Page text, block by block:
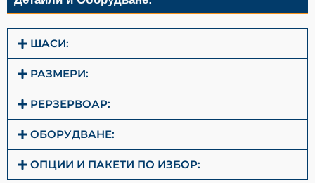
ШАСИ:
РАЗМЕРИ:
РЕРЗЕРВОАР:
ОБОРУДВАНЕ:
ОПЦИИ И ПАКЕТИ ПО ИЗБОР: